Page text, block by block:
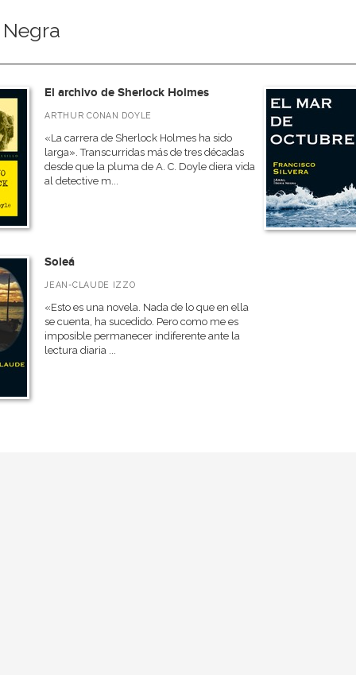
El archivo de Sherlock Holmes
ARTHUR CONAN DOYLE
«La carrera de Sherlock Holmes ha sido
larga». Transcurridas más de tres décadas
desde que la pluma de A. C. Doyle diera vida
al detective m...
Soleá
JEAN-CLAUDE IZZO
«Esto es una novela. Nada de lo que en ella
se cuenta, ha sucedido. Pero como me es
imposible permanecer indiferente ante la
lectura diaria ...